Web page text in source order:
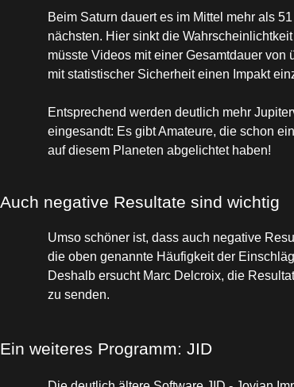
Beim Saturn dauert es im Mittel mehr als
nächsten. Hier sinkt die
müsste Videos mit einer Gesamtdauer von
mit statistischer Sicherheit einen Impakt
Entsprechend werden deutlich mehr
eingesandt: Es gibt Amateure, die schon
auf diesem Planeten abgelichtet haben!
Auch negative Resultate sind wichtig
Umso schöner ist, dass auch negative
die oben genannte Häufigkeit der
Deshalb ersucht Marc Delcroix, die
zu senden.
Ein weiteres Programm: JID